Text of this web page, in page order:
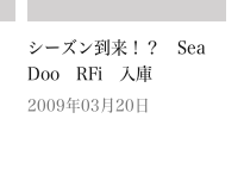
シーズン到来！？ Sea
Doo RFi 入庫
2009年03月20日